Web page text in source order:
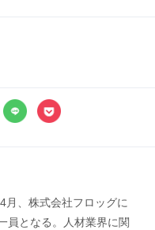
月、株式会社フロッグに
員となる。人材業界に関